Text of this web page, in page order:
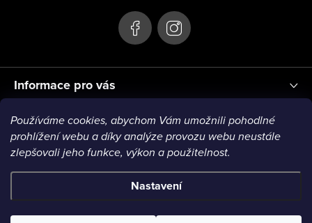
Používáme cookies, abychom Vám umožnili pohodlné
prohlížení webu a díky analýze provozu webu neustále
zlepšovali jeho funkce, výkon a použitelnost.
Nastavení
Informace pro vás
Blog
Copyright 2026Le Mode. Všechna práva vyhrazena.